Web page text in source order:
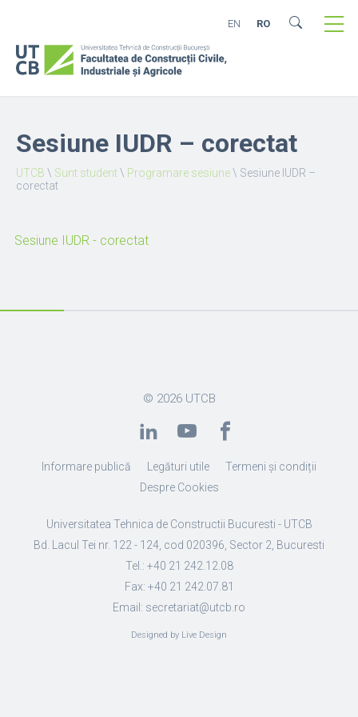
EN RO
Sesiune IUDR – corectat
UTCB \ Sunt student\ Programare sesiune\ Sesiune IUDR –
corectat
Sesiune IUDR - corectat
© 2026 UTCB
Informare publică Legături utile
Termeni și condiții
Despre Cookies
Universitatea Tehnica de Constructii Bucuresti - UTCB
Bd. Lacul Tei nr. 122 - 124, cod 020396, Sector 2, Bucuresti
Tel.: +40 21 242.12.08
Fax: +40 21 242.07.81
Email: secretariat@utcb.ro
Designed by Live Design